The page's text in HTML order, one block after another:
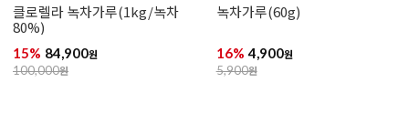
클로렐라 녹차가루(1kg/녹차
80%)
15% 84,900원
100,000원
녹차가루(60g)
16% 4,900원
5,900원